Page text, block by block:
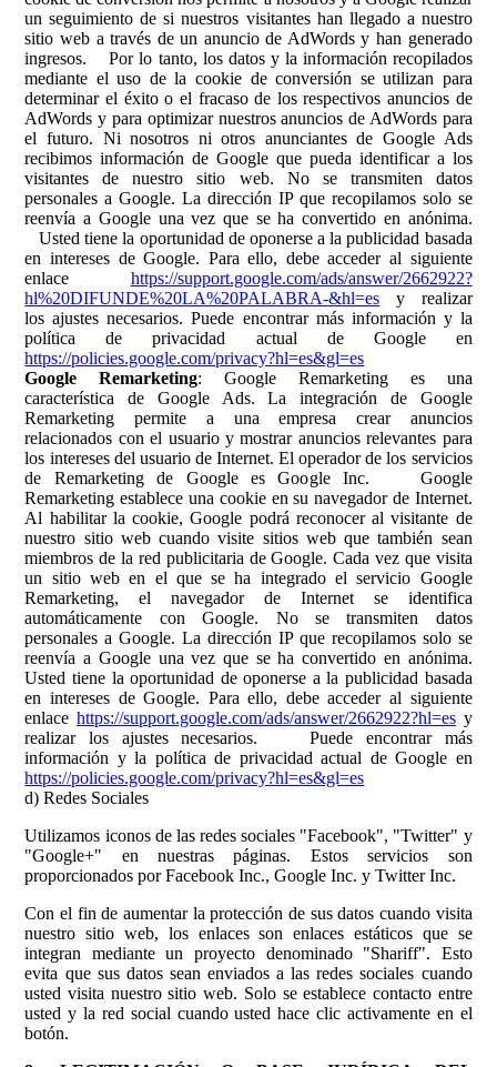
un seguimiento de si nuestros visitantes han llegado a nuestro
sitio web a través de un anuncio de AdWords y han generado
ingresos. Por lo tanto, los datos y la información recopilados
mediante el uso de la cookie de conversión se utilizan para
determinar el éxito o el fracaso de los respectivos anuncios de
AdWords y para optimizar nuestros anuncios de AdWords para
el futuro. Ni nosotros ni otros anunciantes de Google Ads
recibimos información de Google que pueda identificar a los
visitantes de nuestro sitio web. No se transmiten datos
personales a Google. La dirección IP que recopilamos solo se
reenvía a Google una vez que se ha convertido en anónima.
Usted tiene la oportunidad de oponerse a la publicidad basada
en intereses de Google. Para ello, debe acceder al siguiente
enlace https://support.google.com/ads/answer/2662922?
hl%20DIFUNDE%20LA%20PALABRA-&hl=es y realizar
los ajustes necesarios. Puede encontrar más información y la
política de privacidad actual de Google en
https://policies.google.com/privacy?hl=es&gl=es
Google Remarketing: Google Remarketing es una
característica de Google Ads. La integración de Google
Remarketing permite a una empresa crear anuncios
relacionados con el usuario y mostrar anuncios relevantes para
los intereses del usuario de Internet. El operador de los servicios
de Remarketing de Google es Google Inc. Google
Remarketing establece una cookie en su navegador de Internet.
Al habilitar la cookie, Google podrá reconocer al visitante de
nuestro sitio web cuando visite sitios web que también sean
miembros de la red publicitaria de Google. Cada vez que visita
un sitio web en el que se ha integrado el servicio Google
Remarketing, el navegador de Internet se identifica
automáticamente con Google. No se transmiten datos
personales a Google. La dirección IP que recopilamos solo se
reenvía a Google una vez que se ha convertido en anónima.
Usted tiene la oportunidad de oponerse a la publicidad basada
en intereses de Google. Para ello, debe acceder al siguiente
enlace https://support.google.com/ads/answer/2662922?hl=es y
realizar los ajustes necesarios. Puede encontrar más
información y la política de privacidad actual de Google en
https://policies.google.com/privacy?hl=es&gl=es
d) Redes Sociales
Utilizamos iconos de las redes sociales "Facebook", "Twitter" y
"Google+" en nuestras páginas. Estos servicios son
proporcionados por Facebook Inc., Google Inc. y Twitter Inc.
Con el fin de aumentar la protección de sus datos cuando visita
nuestro sitio web, los enlaces son enlaces estáticos que se
integran mediante un proyecto denominado "Shariff". Esto
evita que sus datos sean enviados a las redes sociales cuando
usted visita nuestro sitio web. Solo se establece contacto entre
usted y la red social cuando usted hace clic activamente en el
botón.